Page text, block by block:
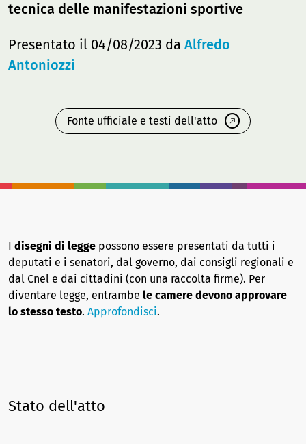
tecnica delle manifestazioni sportive
Presentato il 04/08/2023 da Alfredo
Antoniozzi
Fonte ufficiale e testi dell'atto
I disegni di legge possono essere presentati da tutti i
deputati e i senatori, dal governo, dai consigli regionali e
dal Cnel e dai cittadini (con una raccolta firme). Per
diventare legge, entrambe le camere devono approvare
lo stesso testo. Approfondisci.
Stato dell'atto